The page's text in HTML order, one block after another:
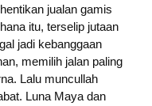
jualan gamis
itu, terselip jutaan
jadi kebanggaan
memilih jalan paling
Lalu muncullah
Luna Maya dan